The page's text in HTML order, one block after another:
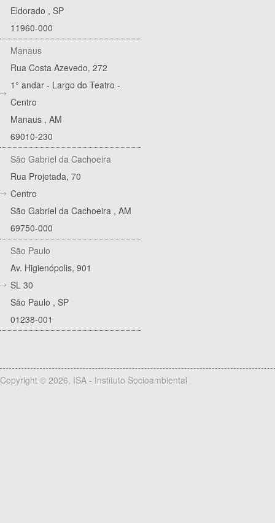
Eldorado , SP
11960-000
Manaus
Rua Costa Azevedo, 272
1° andar - Largo do Teatro -
Centro
Manaus , AM
69010-230
São Gabriel da Cachoeira
Rua Projetada, 70
Centro
São Gabriel da Cachoeira , AM
69750-000
São Paulo
Av. Higienópolis, 901
SL 30
São Paulo , SP
01238-001
Copyright © 2026, ISA - Instituto Socioambiental